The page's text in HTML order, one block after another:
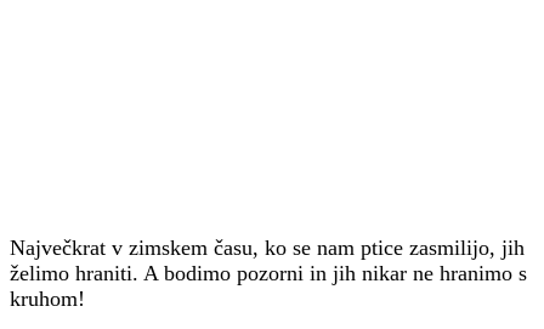
Največkrat v zimskem času, ko se nam ptice zasmilijo, jih
želimo hraniti. A bodimo pozorni in jih nikar ne hranimo s
kruhom!